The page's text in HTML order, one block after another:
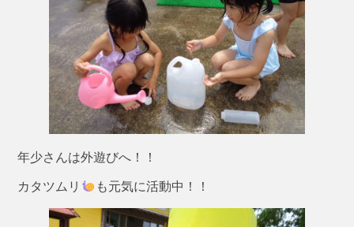
年少さんは外遊びへ！！
カタツムリ も元気に活動中！！